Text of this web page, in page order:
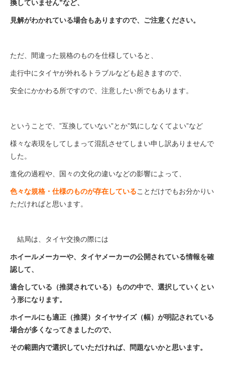
換していません”など、
見解がわかれている場合もありますので、ご注意ください。
ただ、間違った規格のものを仕様していると、
走行中にタイヤが外れるトラブルなども起きますので、
安全にかかわる所ですので、注意したい所でもあります。
ということで、”互換していない”とか”気にしなくてよい”など
様々な表現をしてしまって混乱させてしまい申し訳ありませんで
した。
進化の過程や、国々の文化の違いなどの影響によって、
色々な規格・仕様のものが存在していることだけでもお分かりい
ただければと思います。
結局は、タイヤ交換の際には
ホイールメーカーや、タイヤメーカーの公開されている情報を確
認して、
適合している（推奨されている）ものの中で、選択していくとい
う形になります。
ホイールにも適正（推奨）タイヤサイズ（幅）が明記されている
場合が多くなってきましたので、
その範囲内で選択していただければ、問題ないかと思います。